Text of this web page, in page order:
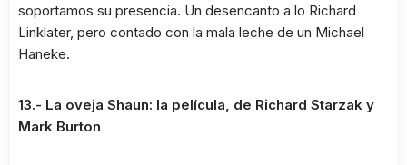
soportamos su presencia. Un desencanto a lo Richard
Linklater, pero contado con la mala leche de un Michael
Haneke.
13.- La oveja Shaun: la película, de Richard Starzak y
Mark Burton